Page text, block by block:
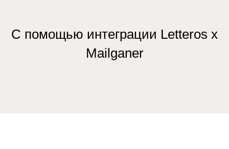
С помощью интеграции Letteros х
Mailganer